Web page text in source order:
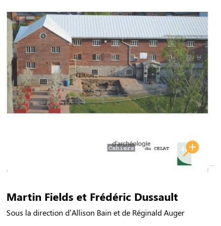
Martin Fields et Frédéric Dussault
Sous la direction d’Allison Bain et de Réginald Auger